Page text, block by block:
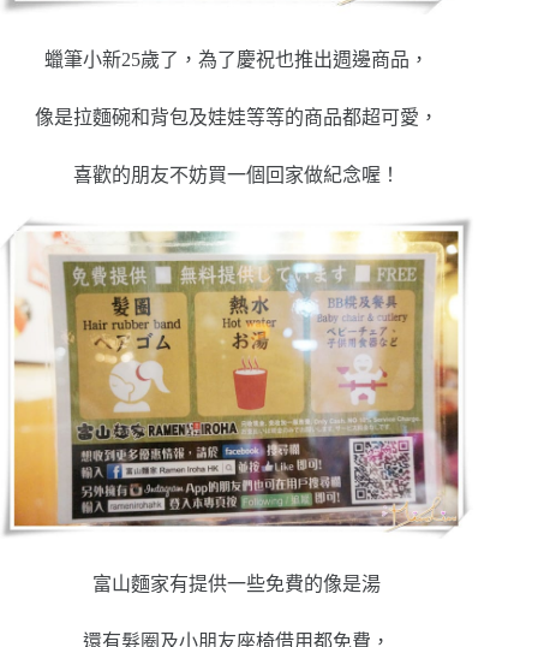
蠟筆小新25歲了，為了慶祝也推出週邊商品，
像是拉麵碗和背包及娃娃等等的商品都超可愛，
喜歡的朋友不妨買一個回家做紀念喔！
富山麵家有提供一些免費的像是湯
還有髮圈及小朋友座椅借用都免費，